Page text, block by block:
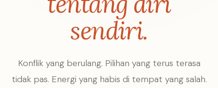
sendiri.
Konflik yang berulang. Pilihan yang terus terasa
tidak pas. Energi yang habis di tempat yang salah.